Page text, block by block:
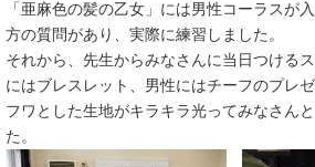
「亜麻色の髪の乙女」には男性コーラスが
方の質問があり、実際に練習しました。
それから、先生からみなさんに当日つける
にはブレスレット、男性にはチーフのプレ
フワとした生地がキラキラ光ってみなさん
た。